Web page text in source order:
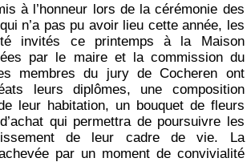
à l’honneur lors de la cérémonie des
n’a pas pu avoir lieu cette année, les
invités ce printemps à la Maison
par le maire et la commission du
membres du jury de Cocheren ont
leurs diplômes, une composition
leur habitation, un bouquet de fleurs
qui permettra de poursuivre les
de leur cadre de vie. La
par un moment de convivialité